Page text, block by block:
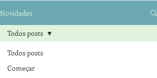
Novidades
Todos posts
Começar
Todos posts